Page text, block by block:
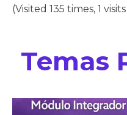
(Visited 135 times, 1
Temas